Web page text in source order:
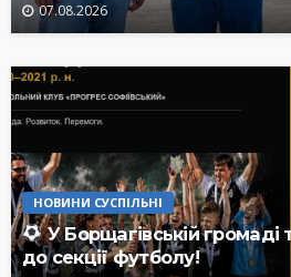
07.08.2026
НОВИНИ СУСПІЛЬНІ
У Борщагівській громаді
до секції футболу!